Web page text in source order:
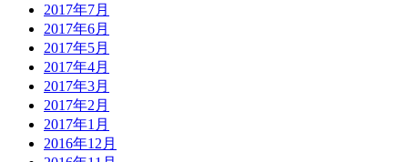
2017年7月
2017年6月
2017年5月
2017年4月
2017年3月
2017年2月
2017年1月
2016年12月